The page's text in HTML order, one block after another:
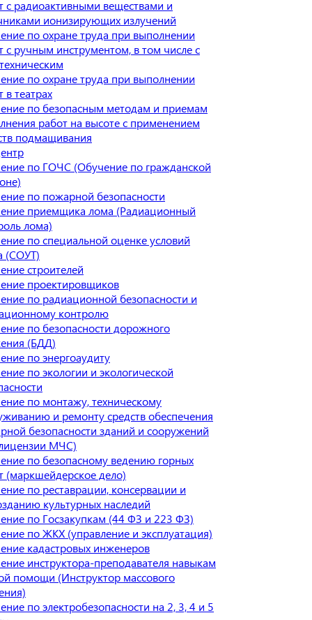
с радиоактивными веществами и
ионизирующих излучений
по охране труда при выполнении
с ручным инструментом, в том числе с
по охране труда при выполнении
в театрах
по безопасным методам и приемам
работ на высоте с применением
подмащивания
по ГОЧС (Обучение по гражданской
по пожарной безопасности
приемщика лома (Радиационный
лома)
по специальной оценке условий
(СОУТ)
строителей
проектировщиков
по радиационной безопасности и
контролю
по безопасности дорожного
(БДД)
по энергоаудиту
по экологии и экологической
по монтажу, техническому
и ремонту средств обеспечения
безопасности зданий и сооружений
МЧС)
по безопасному ведению горных
(маркшейдерское дело)
по реставрации, консервации и
культурных наследий
по Госзакупкам (44 ФЗ и 223 ФЗ)
по ЖКХ (управление и эксплуатация)
кадастровых инженеров
инструктора-преподавателя навыкам
помощи (Инструктор массового
по электробезопасности на 2, 3, 4 и 5